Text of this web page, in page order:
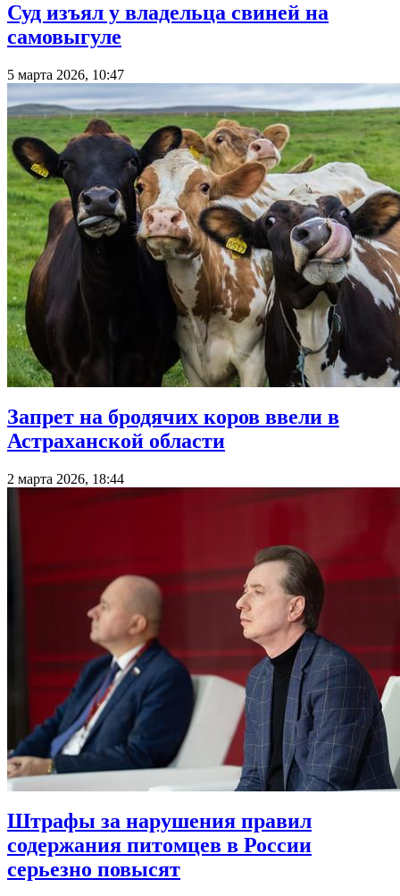
Суд изъял у владельца свиней на
самовыгуле
5 марта 2026, 10:47
Запрет на бродячих коров ввели в
Астраханской области
2 марта 2026, 18:44
Штрафы за нарушения правил
содержания питомцев в России
серьезно повысят